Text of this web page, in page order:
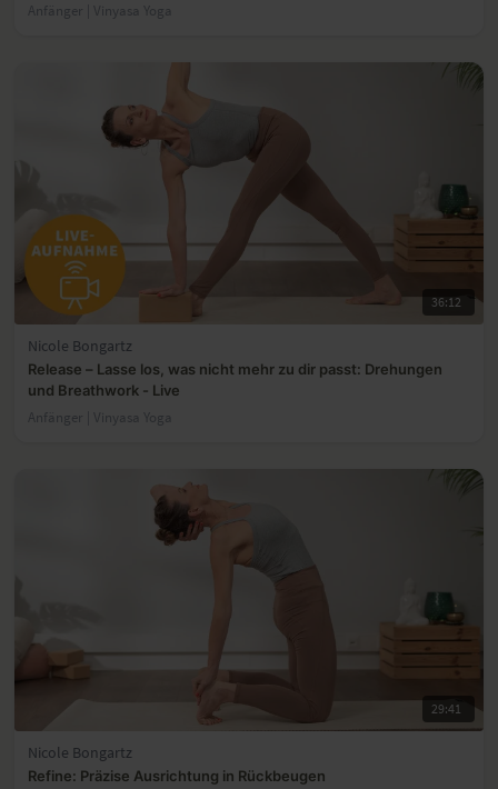
Anfänger | Vinyasa Yoga
36:12
Nicole Bongartz
Release – Lasse los, was nicht mehr zu dir passt: Drehungen
und Breathwork - Live
Anfänger | Vinyasa Yoga
29:41
Nicole Bongartz
Refine: Präzise Ausrichtung in Rückbeugen